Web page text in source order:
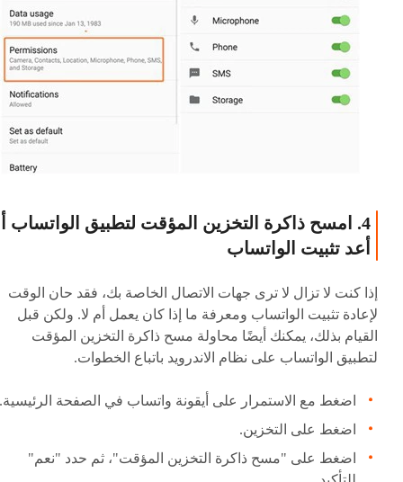
4. امسح ذاكرة التخزين المؤقت لتطبيق الواتساب
أعد تثبيت الواتساب
إذا كنت لا تزال لا ترى جهات الاتصال الخاصة بك، فقد حان الوقت
لإعادة تثبيت الواتساب ومعرفة ما إذا كان يعمل أم لا. ولكن قبل
القيام بذلك، يمكنك أيضًا محاولة مسح ذاكرة التخزين المؤقت
لتطبيق الواتساب على نظام الاندرويد باتباع الخطوات.
اضغط مع الاستمرار على أيقونة واتساب في الصفحة الرئيسية.
اضغط على التخزين.
اضغط على "مسح ذاكرة التخزين المؤقت"، ثم حدد "نعم"